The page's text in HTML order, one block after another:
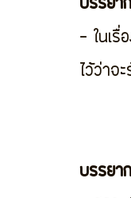
- ในเรื่
ไว้ว่าจ
บรรยา